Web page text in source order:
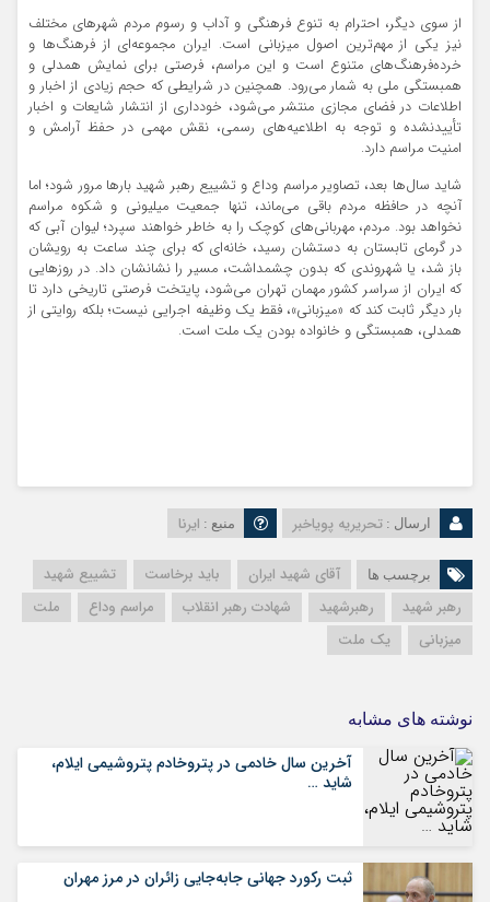
از سوی دیگر، احترام به تنوع فرهنگی و آداب و رسوم مردم شهرهای مختلف
نیز یکی از مهم‌ترین اصول میزبانی است. ایران مجموعه‌ای از فرهنگ‌ها و
خرده‌فرهنگ‌های متنوع است و این مراسم، فرصتی برای نمایش همدلی و
همبستگی ملی به شمار می‌رود. همچنین در شرایطی که حجم زیادی از اخبار و
اطلاعات در فضای مجازی منتشر می‌شود، خودداری از انتشار شایعات و اخبار
تأییدنشده و توجه به اطلاعیه‌های رسمی، نقش مهمی در حفظ آرامش و
امنیت مراسم دارد.
شاید سال‌ها بعد، تصاویر مراسم وداع و تشییع رهبر شهید بارها مرور شود؛ اما
آنچه در حافظه مردم باقی می‌ماند، تنها جمعیت میلیونی و شکوه مراسم
نخواهد بود. مردم، مهربانی‌های کوچک را به خاطر خواهند سپرد؛ لیوان آبی که
در گرمای تابستان به دستشان رسید، خانه‌ای که برای چند ساعت به رویشان
باز شد، یا شهروندی که بدون چشمداشت، مسیر را نشانشان داد. در روزهایی
که ایران از سراسر کشور مهمان تهران می‌شود، پایتخت فرصتی تاریخی دارد تا
بار دیگر ثابت کند که «میزبانی»، فقط یک وظیفه اجرایی نیست؛ بلکه روایتی از
همدلی، همبستگی و خانواده بودن یک ملت است.
ارسال : تحریریه پویاخبر منبع : ایرنا
برچسب ها آقای شهید ایران باید برخاست
تشییع شهید
رهبر شهید
رهبرشهید شهادت رهبر انقلاب مراسم وداع
ملت
میزبانی
یک ملت
نوشته های مشابه
آخرین سال خادمی در پتروخادم پتروشیمی ایلام،
شاید …
ثبت رکورد جهانی جابه‌جایی زائران در مرز مهران